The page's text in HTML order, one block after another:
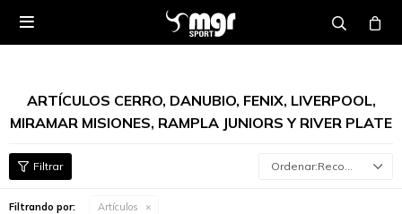

ARTÍCULOS CERRO, DANUBIO, FENIX, LIVERPOOL,
MIRAMAR MISIONES, RAMPLA JUNIORS Y RIVER PLATE
Recomendados
Filtrando por: Artículos